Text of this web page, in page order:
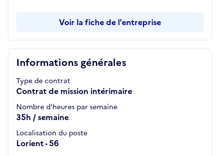
Informations générales
Type de contrat
Contrat de mission intérimaire
Nombre d'heures par semaine
35h / semaine
Localisation du poste
Lorient - 56
Voir la fiche de l'entreprise